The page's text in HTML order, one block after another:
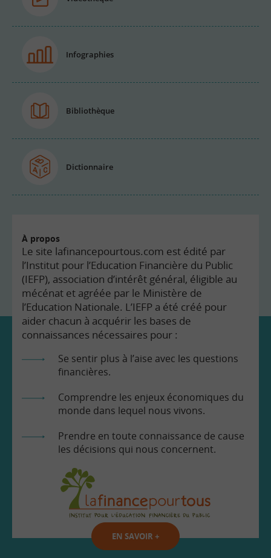
Infographies
Bibliothèque
Dictionnaire
À propos
Le site lafinancepourtous.com est édité par
l’Institut pour l’Education Financière du Public
(IEFP), association d’intérêt général, éligible au
mécénat et agréée par le Ministère de
l’Education Nationale. L’IEFP a été créé pour
aider chacun à acquérir les bases de
connaissances nécessaires pour :
Se sentir plus à l’aise avec les questions
financières.
Comprendre les enjeux économiques du
monde dans lequel nous vivons.
Prendre en toute connaissance de cause
les décisions qui nous concernent.
EN SAVOIR +